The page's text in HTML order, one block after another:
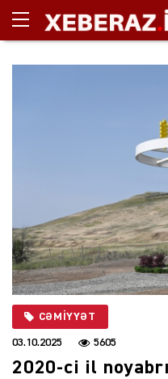
CƏMIYYƏT
03.10.2025 5605
2020-ci il